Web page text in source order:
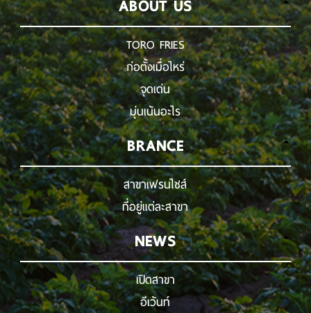
ABOUT US
TORO FRIES
ก่อตั้งเมื่อไหร่
จุดเด่น
มุ่นเน้นอะไร
BRANCE
สาขาเฟรนไชส์
ที่อยู่แต่ละสาขา
NEWS
เปิดสาขา
อีเว้นท์